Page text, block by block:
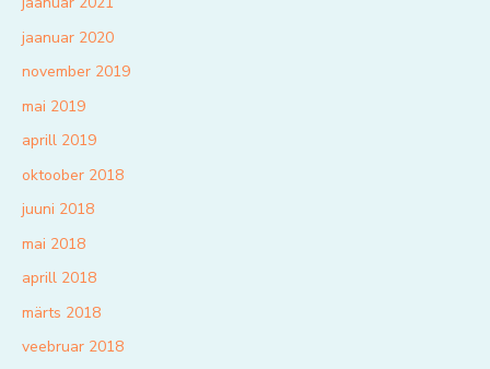
jaanuar 2020
november 2019
mai 2019
aprill 2019
oktoober 2018
juuni 2018
mai 2018
aprill 2018
märts 2018
veebruar 2018